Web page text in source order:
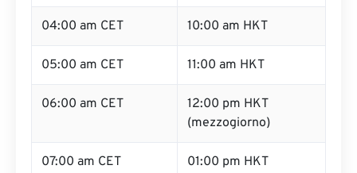
04:00 am CET 10:00 am HKT
05:00 am CET 11:00 am HKT
06:00 am CET
12:00 pm HKT
(mezzogiorno)
07:00 am CET 01:00 pm HKT